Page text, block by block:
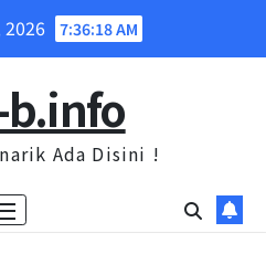
2026 7:36:19 AM
Ada Disini !